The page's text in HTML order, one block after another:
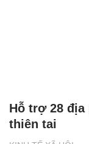
Hỗ trợ 28
thiên tai